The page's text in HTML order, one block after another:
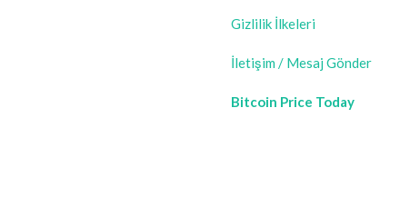
Gizlilik İlkeleri
İletişim / Mesaj Gönder
Bitcoin Price Today